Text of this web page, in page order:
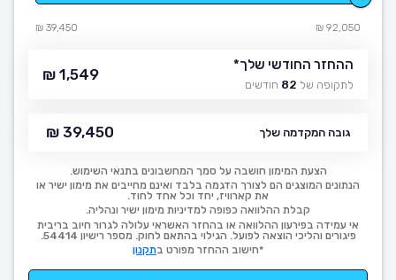
92,050 ₪
39,450 ₪
ההחזר החודשי שלך*
לתקופה של 82 חודשים
1,549 ₪
גובה המקדמה שלך 39,450 ₪
הצעת המימון חושבה על סמך המחשבונים בתנאי השימוש.
הנתונים המוצגים הם לצורך הדגמה בלבד ואינם מחייבים את מימון ישיר או
את קארוויז, יחד וכל אחד לחוד.
קבלת ההלוואה כפופה למדיניות מימון ישיר ונהליה.
אי עמידה בפירעון ההלוואה או בהחזר האשראי עלולה לגרור חיוב בריבית
פיגורים והליכי הוצאה לפועל. הגילוי בהתאם לחוק. מספר רישיון 54414.
*חישוב ההחזר מפורט בתקנון